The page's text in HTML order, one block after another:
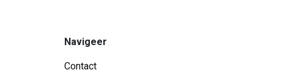
Navigeer
Contact